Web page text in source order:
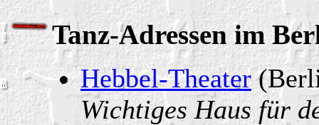
Tanz-Adressen im
Hebbel-Theater
Wichtiges Haus für